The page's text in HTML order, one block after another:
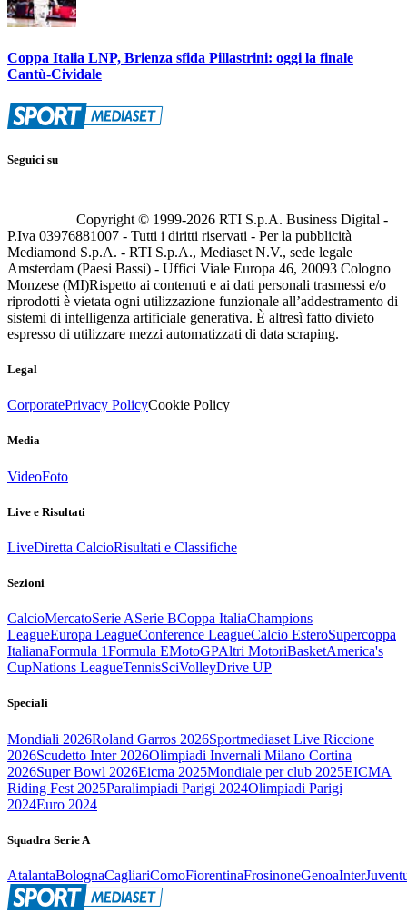
Coppa Italia LNP, Brienza sfida Pillastrini: oggi la finale
Cantù-Cividale
Seguici su
Copyright © 1999-2026 RTI S.p.A. Business Digital -
P.Iva 03976881007 - Tutti i diritti riservati - Per la pubblicità
Mediamond S.p.A. - RTI S.p.A., Mediaset N.V., sede legale
Amsterdam (Paesi Bassi) - Uffici Viale Europa 46, 20093 Cologno
Monzese (MI)Rispetto ai contenuti e ai dati personali trasmessi e/o
riprodotti è vietata ogni utilizzazione funzionale all’addestramento di
sistemi di intelligenza artificiale generativa. È altresì fatto divieto
espresso di utilizzare mezzi automatizzati di data scraping.
Legal
CorporatePrivacy PolicyCookie Policy
Media
VideoFoto
Live e Risultati
LiveDiretta CalcioRisultati e Classifiche
Sezioni
CalcioMercatoSerie ASerie BCoppa ItaliaChampions
LeagueEuropa LeagueConference LeagueCalcio EsteroSupercoppa
ItalianaFormula 1Formula EMotoGPAltri MotoriBasketAmerica's
CupNations LeagueTennisSciVolleyDrive UP
Speciali
Mondiali 2026Roland Garros 2026Sportmediaset Live Riccione
2026Scudetto Inter 2026Olimpiadi Invernali Milano Cortina
2026Super Bowl 2026Eicma 2025Mondiale per club 2025EICMA
Riding Fest 2025Paralimpiadi Parigi 2024Olimpiadi Parigi
2024Euro 2024
Squadra Serie A
AtalantaBolognaCagliariComoFiorentinaFrosinoneGenoaInter